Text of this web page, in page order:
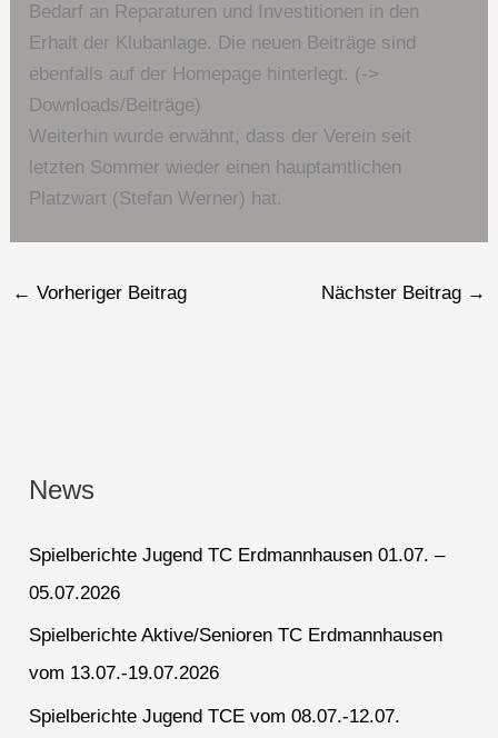
Bedarf an Reparaturen und Investitionen in den
Erhalt der Klubanlage. Die neuen Beiträge sind
ebenfalls auf der Homepage hinterlegt. (->
Downloads/Beiträge)
Weiterhin wurde erwähnt, dass der Verein seit
letzten Sommer wieder einen hauptamtlichen
Platzwart (Stefan Werner) hat.
← Vorheriger Beitrag Nächster Beitrag →
News
Spielberichte Jugend TC Erdmannhausen 01.07. –
05.07.2026
Spielberichte Aktive/Senioren TC Erdmannhausen
vom 13.07.-19.07.2026
Spielberichte Jugend TCE vom 08.07.-12.07.